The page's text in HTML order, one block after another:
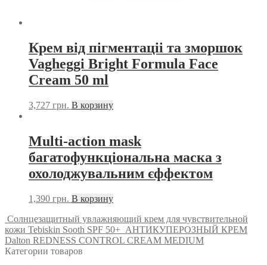
Крем від пігментаціі та зморшок
Vagheggi Bright Formula Face
Cream 50 ml
3,727 грн. В корзину
Multi-action mask
багатофункціональна маска з
охолоджувальним єффектом
1,390 грн. В корзину
Солнцезащитный увлажняющий крем для чувствительной
кожи Tebiskin Sooth SPF 50+ АНТИКУПЕРОЗНЫЙ КРЕМ
Dalton REDNESS CONTROL CREAM MEDIUM
Категории товаров